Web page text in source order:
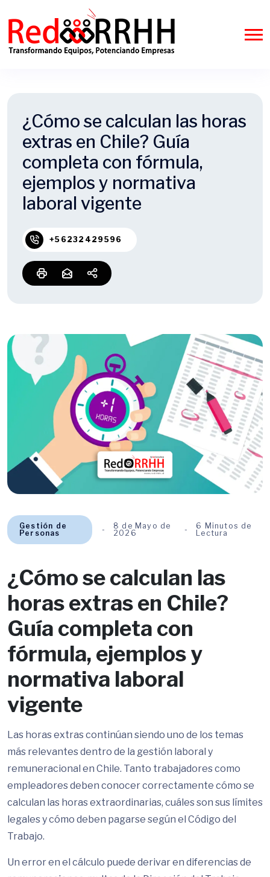
¿Cómo se calculan las horas
extras en Chile? Guía
completa con fórmula,
ejemplos y normativa
laboral vigente
+56232429596
Gestión de
Personas
8 de Mayo de
2026
6 Minutos de
Lectura
¿Cómo se calculan las
horas extras en Chile?
Guía completa con
fórmula, ejemplos y
normativa laboral
vigente
Las horas extras continúan siendo uno de los temas
más relevantes dentro de la gestión laboral y
remuneracional en Chile. Tanto trabajadores como
empleadores deben conocer correctamente cómo se
calculan las horas extraordinarias, cuáles son sus límites
legales y cómo deben pagarse según el Código del
Trabajo.
Un error en el cálculo puede derivar en diferencias de